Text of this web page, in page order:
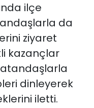
ilçe
da
ziyaret
kazançlar
dinleyerek
iletti.